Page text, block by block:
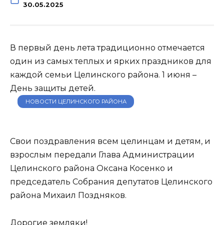
30.05.2025
В первый день лета традиционно отмечается
один из самых теплых и ярких праздников для
каждой семьи Целинского района. 1 июня –
День защиты детей.
НОВОСТИ ЦЕЛИНСКОГО РАЙОНА
Свои поздравления всем целинцам и детям, и
взрослым передали Глава Администрации
Целинского района Оксана Косенко и
председатель Собрания депутатов Целинского
района Михаил Поздняков.
Дорогие земляки!